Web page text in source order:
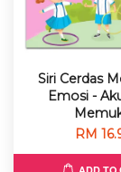
Siri Cerdas
Emosi -
RM